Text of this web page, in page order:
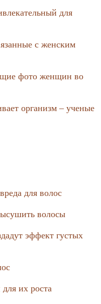
для
с женским
фото женщин во
организм – ученые
для волос
волосы
эффект густых
их роста